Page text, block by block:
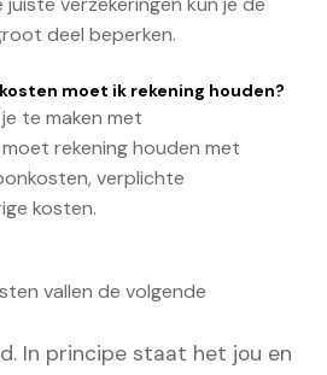
deel beperken.
moet ik rekening houden?
te maken met
rekening houden met
verplichte
kosten.
vallen de volgende
In principe staat het jou en